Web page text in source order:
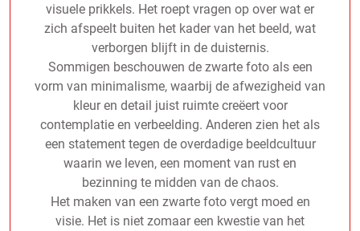
visuele prikkels. Het roept vragen op over wat er
zich afspeelt buiten het kader van het beeld, wat
verborgen blijft in de duisternis.
Sommigen beschouwen de zwarte foto als een
vorm van minimalisme, waarbij de afwezigheid van
kleur en detail juist ruimte creëert voor
contemplatie en verbeelding. Anderen zien het als
een statement tegen de overdadige beeldcultuur
waarin we leven, een moment van rust en
bezinning te midden van de chaos.
Het maken van een zwarte foto vergt moed en
visie. Het is niet zomaar een kwestie van het